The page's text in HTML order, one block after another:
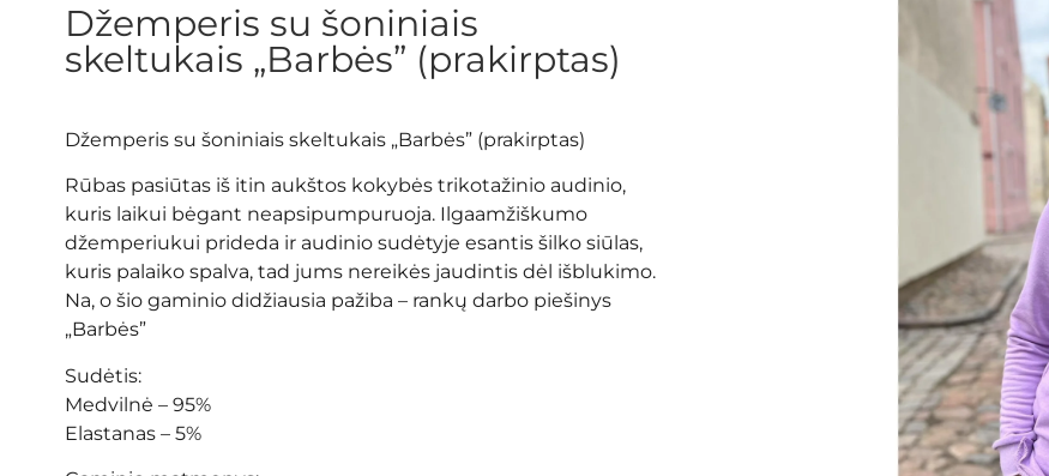
Džemperis su šoniniais
skeltukais „Barbės” (prakirptas)
Džemperis su šoniniais skeltukais „Barbės” (prakirptas)
Rūbas pasiūtas iš itin aukštos kokybės trikotažinio audinio,
kuris laikui bėgant neapsipumpuruoja. Ilgaamžiškumo
džemperiukui prideda ir audinio sudėtyje esantis šilko siūlas,
kuris palaiko spalva, tad jums nereikės jaudintis dėl išblukimo.
Na, o šio gaminio didžiausia pažiba – rankų darbo piešinys
„Barbės”
Sudėtis:
Medvilnė – 95%
Elastanas – 5%